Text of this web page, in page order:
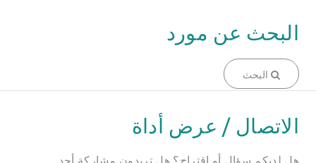
البحث عن مورد
البحث
الاتصال / عرض أداة